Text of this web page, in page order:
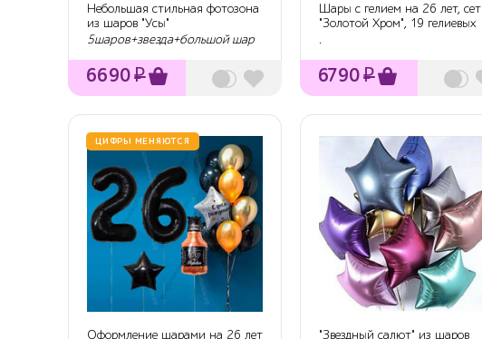
Небольшая стильная фотозона
из шаров "Усы"
5шаров+звезда+большой шар
6690₽
Шары с гелием на 26 лет, сет
"Золотой Хром", 19 гелиевых
.
6790₽
ЦИФРЫ МЕНЯЮТСЯ
Оформление шарами на 26 лет
"Звездный салют" из шаров